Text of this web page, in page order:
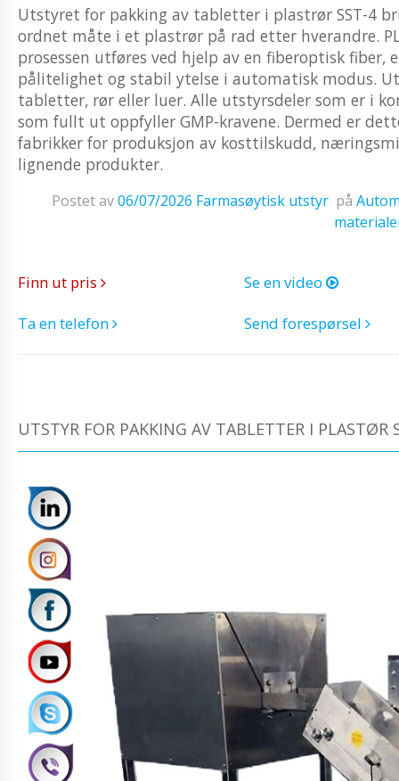
Utstyret for pakking av tabletter i plastrør SST-4
ordnet måte i et plastrør på rad etter hverandre.
prosessen utføres ved hjelp av en fiberoptisk
pålitelighet og stabil ytelse i automatisk modus.
tabletter, rør eller luer. Alle utstyrsdeler som er i
som fullt ut oppfyller GMP-kravene. Dermed er
fabrikker for produksjon av kosttilskudd,
lignende produkter.
Postet av06/07/2026 Farmasøytisk utstyr på
Finn ut pris
Se en video
Ta en telefon
Send forespørsel
UTSTYR FOR PAKKING AV TABLETTER I PLASTØR